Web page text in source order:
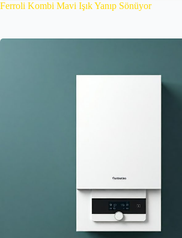
Ferroli Kombi Mavi Işık Yanıp Sönüyor